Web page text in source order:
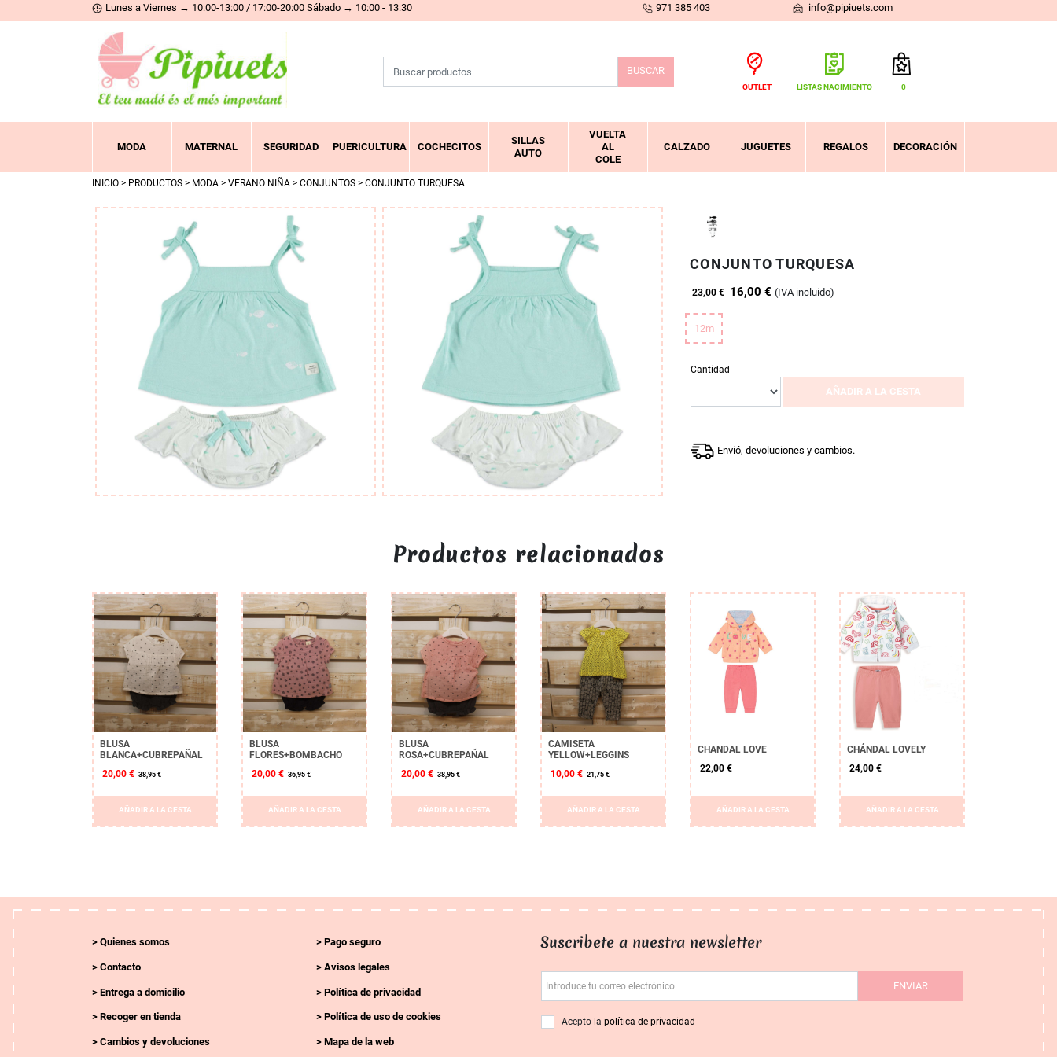
Lunes a Viernes → 10:00-13:00 / 17:00-20:00 Sábado → 10:00 - 13:30 971 385 403 info@pipiuets.com
BUSCAR
OUTLET LISTAS NACIMIENTO 0
VER CESTA
MODA MATERNAL SEGURIDAD PUERICULTURA COCHECITOS
SILLAS
AUTO
VUELTA
AL
COLE
CALZADO JUGUETES REGALOS DECORACIÓN
INICIO > PRODUCTOS > MODA > VERANO NIÑA > CONJUNTOS > CONJUNTO TURQUESA
CONJUNTO TURQUESA
23,00 € 16,00 € (IVA incluido)
12m
Cantidad
AÑADIR A LA CESTA
Envió, devoluciones y cambios.
Productos relacionados
BLUSA
BLANCA+CUBREPAÑAL
20,00 € 38,95 €
AÑADIR A LA CESTA
BLUSA
FLORES+BOMBACHO
20,00 € 36,95 €
AÑADIR A LA CESTA
BLUSA
ROSA+CUBREPAÑAL
20,00 € 38,95 €
AÑADIR A LA CESTA
CAMISETA
YELLOW+LEGGINS
10,00 € 21,75 €
AÑADIR A LA CESTA
CHANDAL LOVE
22,00 €
AÑADIR A LA CESTA
CHÁNDAL LOVELY
24,00 €
AÑADIR A LA CESTA
Quienes somos
Contacto
Entrega a domicilio
Recoger en tienda
Cambios y devoluciones
Pago seguro
Avisos legales
Política de privacidad
Política de uso de cookies
Mapa de la web
Suscribete a nuestra newsletter
Introduce tu correo electrónico ENVIAR
Acepto la política de privacidad